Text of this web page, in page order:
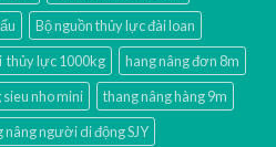
Bộ nguồn thủy lực đài loan
thủy lực 1000kg
hang nâng đơn 8m
nho mini
thang nâng hàng 9m
nâng người di động SJY